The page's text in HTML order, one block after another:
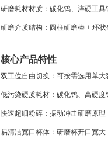
研磨耗材材质：碳化钨、淬硬工
研磨介质结构：圆柱研磨棒 + 环
核心产品特性
双工位自由切换：可按需选用单大
低污染硬质耗材：碳化钨、高硬
快速超细粉碎：振动冲击研磨原理
易清洁宽口杯体：研磨杯开口宽大